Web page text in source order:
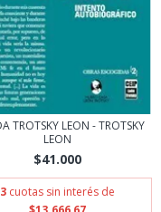
TROTSKY LEON - TROTSKY
LEON
$41.000
3 cuotas sin interés de